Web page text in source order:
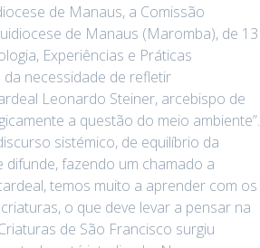
de Manaus, a Comissão
de Manaus (Maromba), de 13
Experiências e Práticas
necessidade de refletir
Leonardo Steiner, arcebispo de
a questão do meio ambiente”.
sistémico, de equilíbrio da
fazendo um chamado a
temos muito a aprender com os
o que deve levar a pensar na
de São Francisco surgiu